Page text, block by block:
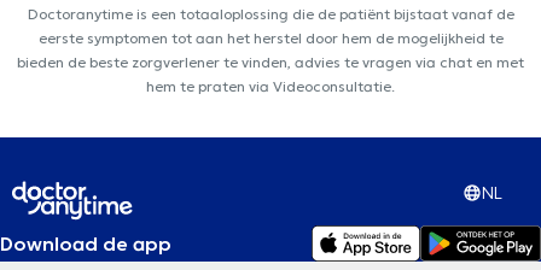
Doctoranytime is een totaaloplossing die de patiënt bijstaat vanaf de
eerste symptomen tot aan het herstel door hem de mogelijkheid te
bieden de beste zorgverlener te vinden, advies te vragen via chat en met
hem te praten via Videoconsultatie.
NL
Download de app